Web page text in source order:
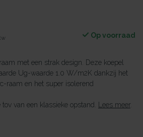
Op voorraad
met een strak design. Deze koepel
Ug-waarde 1.0 W/m2K dankzij het
raam en het super isolerend
van een klassieke opstand.
Lees meer.